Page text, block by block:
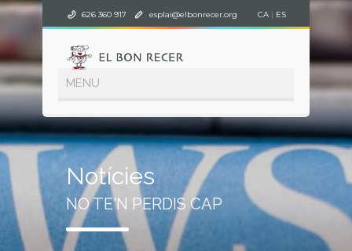
626 360 917 esplai@elbonrecer.org CA | ES
Notícies
NO TE'N PERDIS CAP